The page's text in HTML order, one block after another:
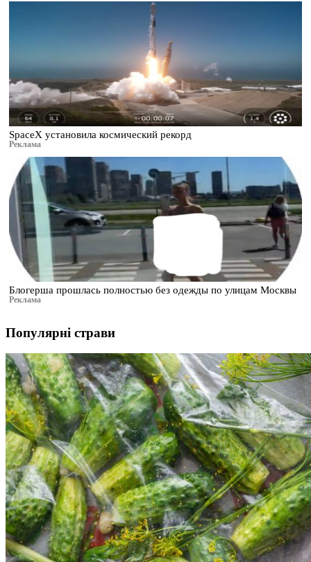
SpaceX установила космический рекорд
Реклама
Блогерша прошлась полностью без одежды по улицам Москвы
Реклама
Популярні страви